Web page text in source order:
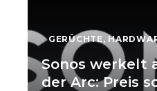
GERÜCHTE,
Sonos werkelt
der Arc: Preis